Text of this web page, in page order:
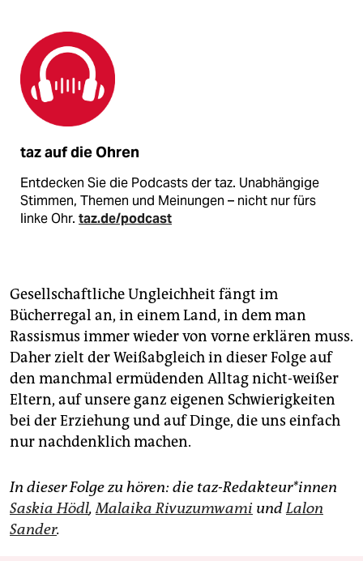
taz auf die Ohren
Entdecken Sie die Podcasts der taz. Unabhängige
Stimmen, Themen und Meinungen – nicht nur fürs
linke Ohr. taz.de/podcast
Gesellschaftliche Ungleichheit fängt im
Bücherregal an, in einem Land, in dem man
Rassismus immer wieder von vorne erklären muss.
Daher zielt der Weißabgleich in dieser Folge auf
den manchmal ermüdenden Alltag nicht-weißer
Eltern, auf unsere ganz eigenen Schwierigkeiten
bei der Erziehung und auf Dinge, die uns einfach
nur nachdenklich machen.
In dieser Folge zu hören: die taz-Redakteur*innen
Saskia Hödl,Malaika Rivuzumwami undLalon
Sander.